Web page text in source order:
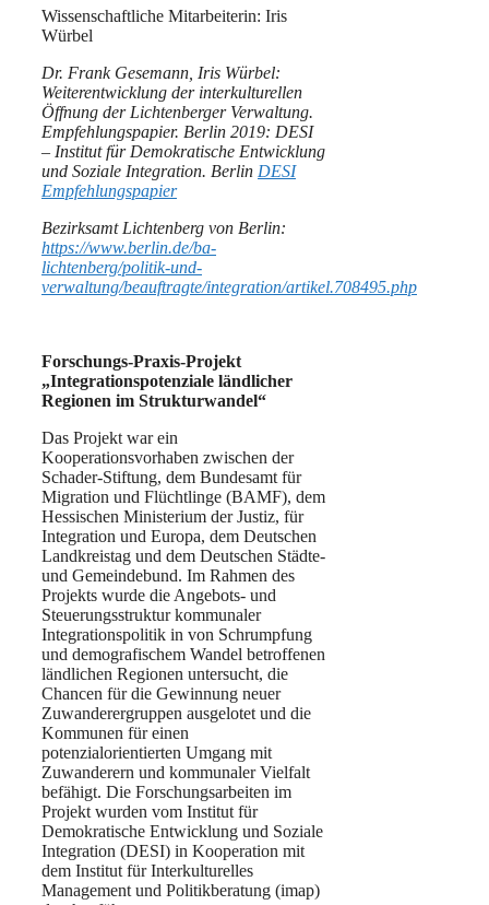
Wissenschaftliche Mitarbeiterin: Iris
Würbel
Dr. Frank Gesemann, Iris Würbel:
Weiterentwicklung der interkulturellen
Öffnung der Lichtenberger Verwaltung.
Empfehlungspapier. Berlin 2019: DESI
– Institut für Demokratische Entwicklung
und Soziale Integration. Berlin DESI
Empfehlungspapier
Bezirksamt Lichtenberg von Berlin:
https://www.berlin.de/ba-
lichtenberg/politik-und-
verwaltung/beauftragte/integration/artikel.708495.php
Forschungs-Praxis-Projekt
„Integrationspotenziale ländlicher
Regionen im Strukturwandel“
Das Projekt war ein
Kooperationsvorhaben zwischen der
Schader-Stiftung, dem Bundesamt für
Migration und Flüchtlinge (BAMF), dem
Hessischen Ministerium der Justiz, für
Integration und Europa, dem Deutschen
Landkreistag und dem Deutschen Städte-
und Gemeindebund. Im Rahmen des
Projekts wurde die Angebots- und
Steuerungsstruktur kommunaler
Integrationspolitik in von Schrumpfung
und demografischem Wandel betroffenen
ländlichen Regionen untersucht, die
Chancen für die Gewinnung neuer
Zuwanderergruppen ausgelotet und die
Kommunen für einen
potenzialorientierten Umgang mit
Zuwanderern und kommunaler Vielfalt
befähigt. Die Forschungsarbeiten im
Projekt wurden vom Institut für
Demokratische Entwicklung und Soziale
Integration (DESI) in Kooperation mit
dem Institut für Interkulturelles
Management und Politikberatung (imap)